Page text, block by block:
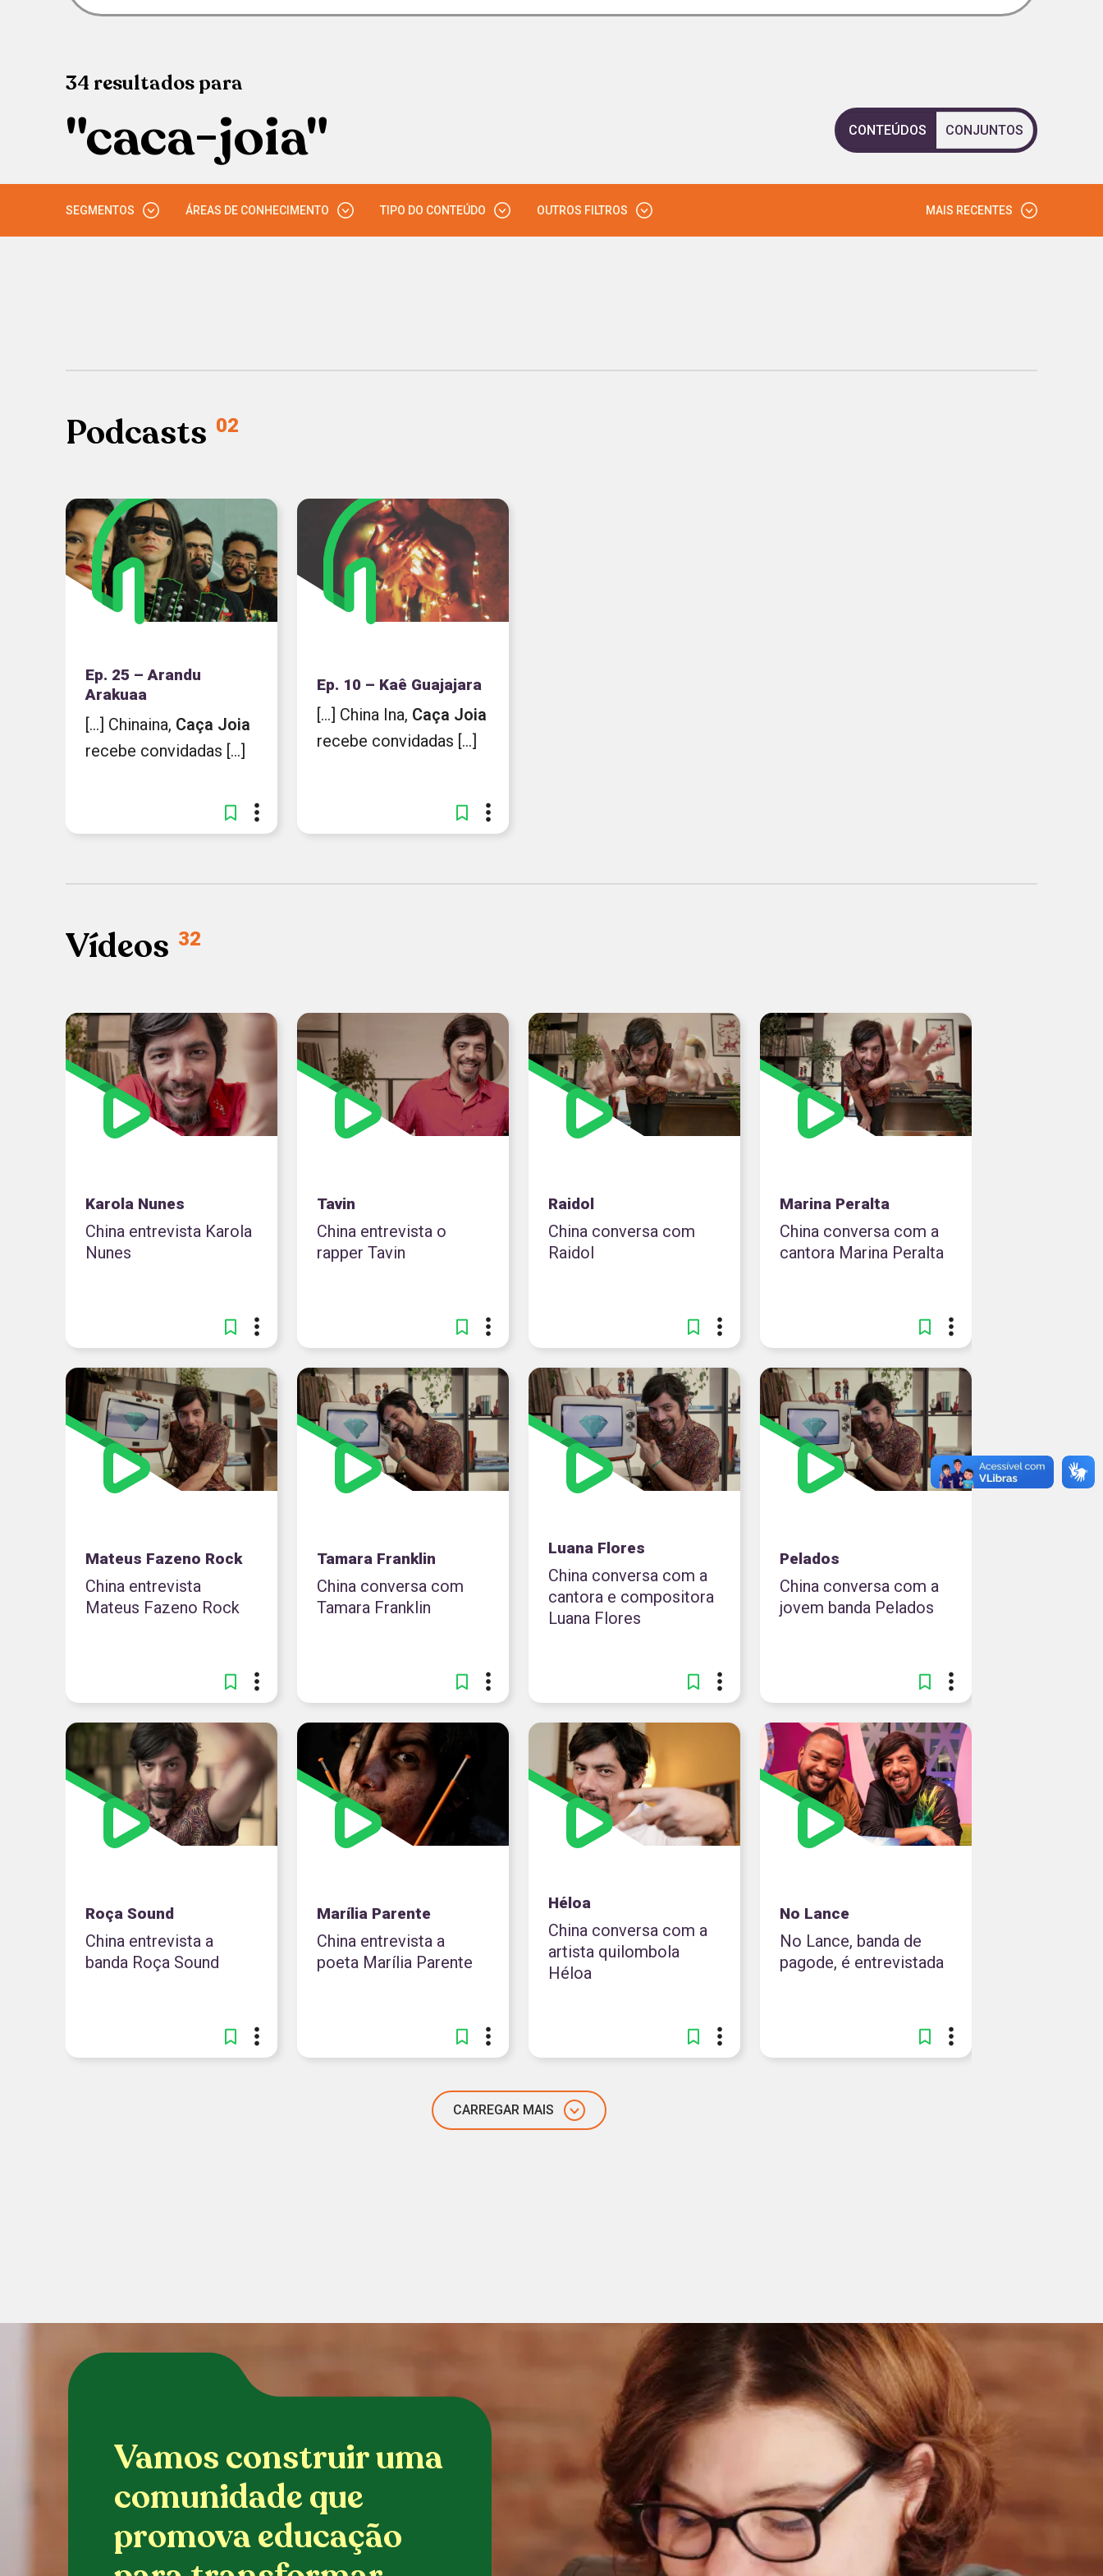
34 resultadospara
"caca-joia" CONTEÚDOS CONJUNTOS
SEGMENTOS ÁREAS DE CONHECIMENTO TIPO DO CONTEÚDO OUTROS FILTROS MAIS RECENTES
Podcasts 02
Ep. 25 – Arandu
Arakuaa
[...] Chinaina, Caça Joia
recebe convidadas [...]
Ep. 10 – Kaê Guajajara
[...] China Ina, Caça Joia
recebe convidadas [...]
Vídeos 32
Karola Nunes
China entrevista Karola
Nunes
Tavin
China entrevista o
rapper Tavin
Raidol
China conversa com
Raidol
Marina Peralta
China conversa com a
cantora Marina Peralta
Mateus Fazeno Rock
China entrevista
Mateus Fazeno Rock
Tamara Franklin
China conversa com
Tamara Franklin
Luana Flores
China conversa com a
cantora e compositora
Luana Flores
Pelados
China conversa com a
jovem banda Pelados
Roça Sound
China entrevista a
banda Roça Sound
Marília Parente
China entrevista a
poeta Marília Parente
Héloa
China conversa com a
artista quilombola
Héloa
No Lance
No Lance, banda de
pagode, é entrevistada
CARREGAR MAIS
Vamos construir uma
comunidade que
promova educação